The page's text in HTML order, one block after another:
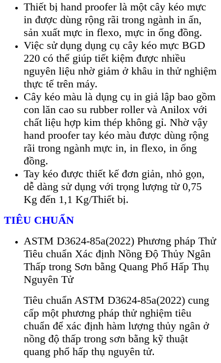
Thiết bị hand proofer là một cây kéo mực
in được dùng rộng rãi trong ngành in ấn,
sản xuất mực in flexo, mực in ống đồng.
Việc sử dụng dụng cụ cây kéo mực BGD
220 có thể giúp tiết kiệm được nhiều
nguyên liệu nhờ giảm ở khâu in thử nghiệm
thực tế trên máy.
Cây kéo màu là dụng cụ in giả lập bao gồm
con lăn cao su rubber roller và Anilox với
chất liệu hợp kim thép không gỉ. Nhờ vậy
hand proofer tay kéo màu được dùng rộng
rãi trong ngành mực in, in flexo, in ống
đồng.
Tay kéo được thiết kế đơn giản, nhỏ gọn,
dễ dàng sử dụng với trọng lượng từ 0,75
Kg đến 1,1 Kg/Thiết bị.
TIÊU CHUẨN
ASTM D3624-85a(2022) Phương pháp Thử
Tiêu chuẩn Xác định Nồng Độ Thủy Ngân
Thấp trong Sơn bằng Quang Phổ Hấp Thụ
Nguyên Tử
Tiêu chuẩn ASTM D3624-85a(2022) cung
cấp một phương pháp thử nghiệm tiêu
chuẩn để xác định hàm lượng thủy ngân ở
nồng độ thấp trong sơn bằng kỹ thuật
quang phổ hấp thụ nguyên tử.